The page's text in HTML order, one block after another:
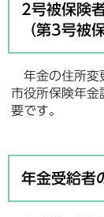
2号被保険
（第3号被
年金の住所変
市役所保険年金
要です。
年金受給者